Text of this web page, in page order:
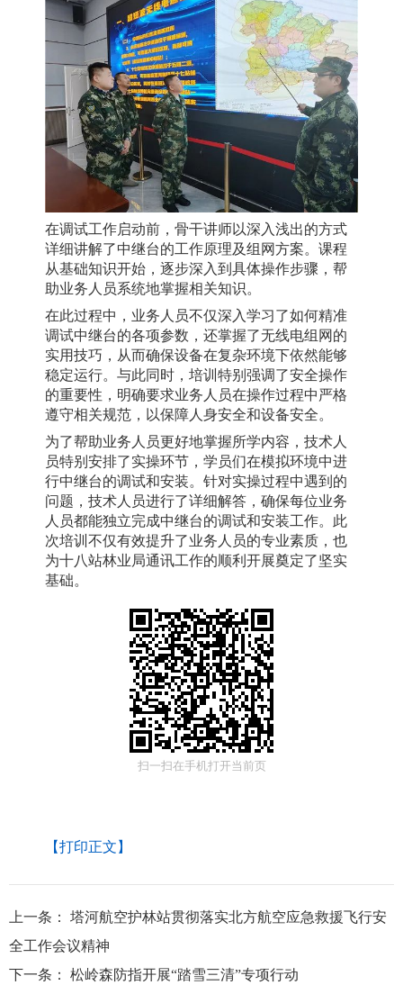
在调试工作启动前，骨干讲师以深入浅出的方式
详细讲解了中继台的工作原理及组网方案。课程
从基础知识开始，逐步深入到具体操作步骤，帮
助业务人员系统地掌握相关知识。
在此过程中，业务人员不仅深入学习了如何精准
调试中继台的各项参数，还掌握了无线电组网的
实用技巧，从而确保设备在复杂环境下依然能够
稳定运行。与此同时，培训特别强调了安全操作
的重要性，明确要求业务人员在操作过程中严格
遵守相关规范，以保障人身安全和设备安全。
为了帮助业务人员更好地掌握所学内容，技术人
员特别安排了实操环节，学员们在模拟环境中进
行中继台的调试和安装。针对实操过程中遇到的
问题，技术人员进行了详细解答，确保每位业务
人员都能独立完成中继台的调试和安装工作。此
次培训不仅有效提升了业务人员的专业素质，也
为十八站林业局通讯工作的顺利开展奠定了坚实
基础。
扫一扫在手机打开当前页
【打印正文】
上一条：
塔河航空护林站贯彻落实北方航空应急救援飞行安
全工作会议精神
下一条：
松岭森防指开展“踏雪三清”专项行动